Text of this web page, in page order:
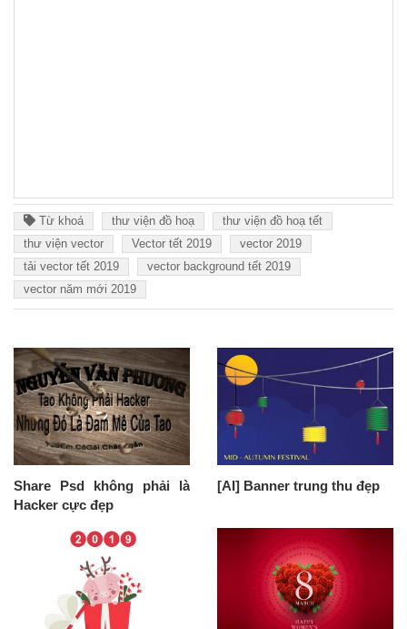
Từ khoá thư viện đồ hoạ
thư viện đồ hoạ tết
thư viện vector
Vector tết 2019
vector 2019
tải vector tết 2019
vector background tết 2019
vector năm mới 2019
Share Psd không phải là
Hacker cực đẹp
[AI] Banner trung thu đẹp